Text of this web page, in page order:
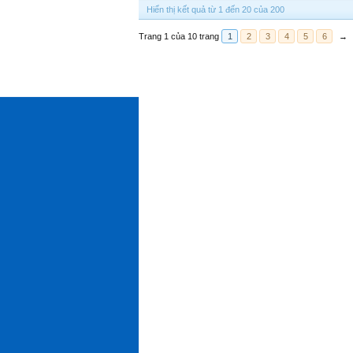
Hiển thị kết quả từ 1 đến 20 của 200
Trang 1 của 10 trang 1 2 3 4 5 6 →